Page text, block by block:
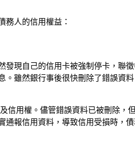
務人的信用權益：
現自己的信用卡被強制停卡，聯
雖然銀行事後很快刪除了錯誤資
信用權。儘管錯誤資料已被刪除
報信用資料，導致信用受損時，